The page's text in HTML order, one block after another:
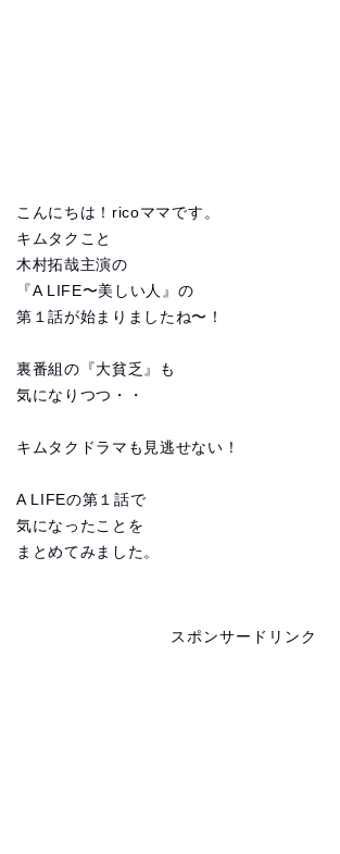
こんにちは！ricoママです。
キムタクこと
木村拓哉主演の
『A LIFE〜美しい人』の
第１話が始まりましたね〜！
裏番組の『大貧乏』も
気になりつつ・・
キムタクドラマも見逃せない！
A LIFEの第１話で
気になったことを
まとめてみました。
スポンサードリンク